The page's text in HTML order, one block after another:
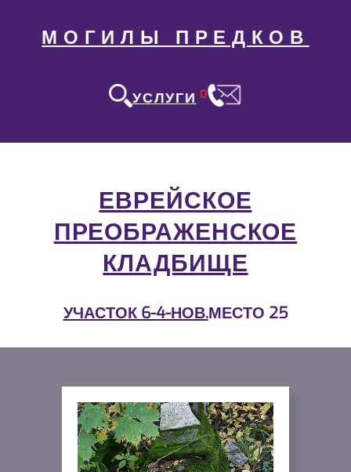
МОГИЛЫ ПРЕДКОВ
УСЛУГИ 0
ЕВРЕЙСКОЕ
ПРЕОБРАЖЕНСКОЕ
КЛАДБИЩЕ
УЧАСТОК 6-4-НОВ.МЕСТО 25